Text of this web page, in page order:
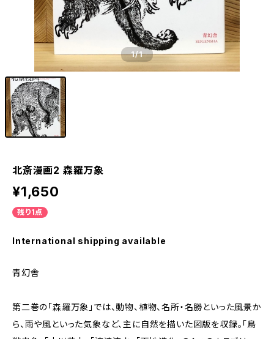
1/1
北斎漫画2 森羅万象
¥1,650
残り1点
International shipping available
青幻舎
第二巻の「森羅万象」では、動物、植物、名所・名勝といった風景か
ら、雨や風といった気象など、主に自然を描いた図版を収録。「鳥